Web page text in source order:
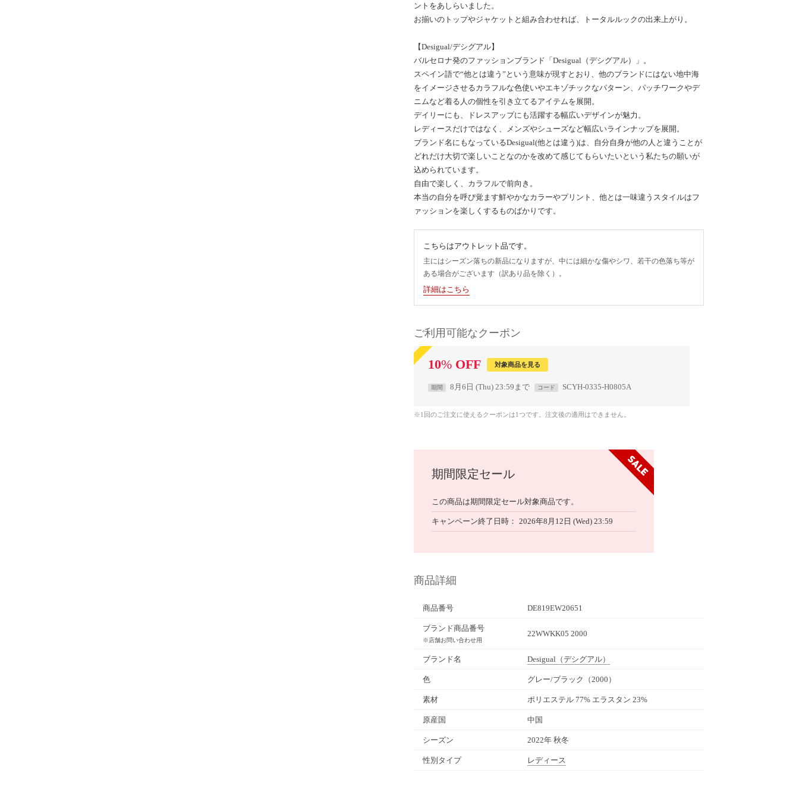
ントをあしらいました。
お揃いのトップやジャケットと組み合わせれば、トータルルックの出来上がり。
【Desigual/デシグアル】
バルセロナ発のファッションブランド「Desigual（デシグアル）」。
スペイン語で“他とは違う”という意味が現すとおり、他のブランドにはない地中海
をイメージさせるカラフルな色使いやエキゾチックなパターン、パッチワークやデ
ニムなど着る人の個性を引き立てるアイテムを展開。
デイリーにも、ドレスアップにも活躍する幅広いデザインが魅力。
レディースだけではなく、メンズやシューズなど幅広いラインナップを展開。
ブランド名にもなっているDesigual(他とは違う)は、自分自身が他の人と違うことが
どれだけ大切で楽しいことなのかを改めて感じてもらいたいという私たちの願いが
込められています。
自由で楽しく、カラフルで前向き。
本当の自分を呼び覚ます鮮やかなカラーやプリント、他とは一味違うスタイルはフ
ァッションを楽しくするものばかりです。
こちらはアウトレット品です。
主にはシーズン落ちの新品になりますが、中には細かな傷やシワ、若干の色落ち等が
ある場合がございます（訳あり品を除く）。
詳細はこちら
ご利用可能なクーポン
10% OFF 対象商品を見る
期間 8月6日 (Thu) 23:59まで コード SCYH-0335-H0805A
※1回のご注文に使えるクーポンは1つです。注文後の適用はできません。
期間限定セール
この商品は期間限定セール対象商品です。
キャンペーン終了日時 2026年8月12日 (Wed) 23:59
商品詳細
商品番号 DE819EW20651
ブランド商品番号
※店舗お問い合わせ用
22WWKK05 2000
ブランド名 Desigual （デシグアル）
色 グレー/ブラック（2000）
素材 ポリエステル 77% エラスタン 23%
原産国 中国
シーズン 2022年 秋冬
性別タイプ レディース